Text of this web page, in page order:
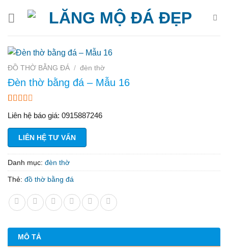
ĐỒ THỜ BẰNG ĐÁ / đèn thờ
Đèn thờ bằng đá – Mẫu 16
trên 5
dựa
trên
đánh
Liên hệ báo giá: 0915887246
LIÊN HỆ TƯ VẤN
Danh mục: đèn thờ
Thẻ: đồ thờ bằng đá
MÔ TẢ